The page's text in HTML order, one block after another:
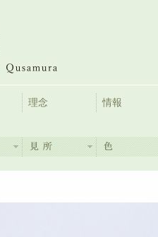
理念 情報